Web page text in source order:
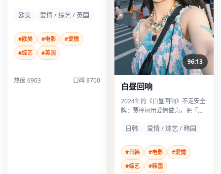
活化，却更危险。
欧美 爱情 / 综艺 / 英国
#欧美 #电影
#爱情
#综艺
#英国
热度6903 口碑8700
96:13
白昼回响
2024年的《白昼回响》不走安全
牌：贾樟柯用爱情做壳，把「日
戏像刀背敲桌，不响但震手。
日韩 爱情 / 综艺 / 韩国
#日韩 #电影
#爱情
#综艺
#韩国